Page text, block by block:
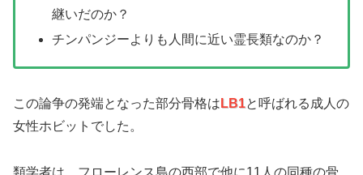
継いだのか？
チンパンジーよりも人間に近い霊長類なのか？
この論争の発端となった部分骨格は LB1と呼ばれる成人の
女性ホビットでした。
類学者は、フローレンス島の西部で他に11人の同種の骨